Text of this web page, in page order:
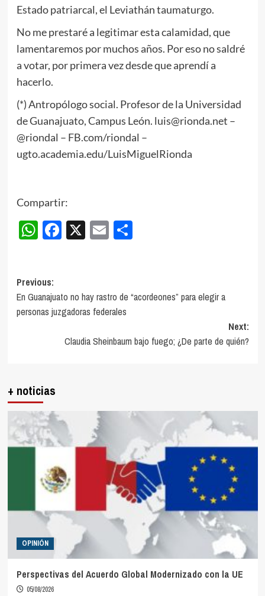
Estado patriarcal, el Leviathán taumaturgo.
No me prestaré a legitimar esta calamidad, que
lamentaremos por muchos años. Por eso no saldré
a votar, por primera vez desde que aprendí a
hacerlo.
(*) Antropólogo social. Profesor de la Universidad
de Guanajuato, Campus León. luis@rionda.net –
@riondal – FB.com/riondal –
ugto.academia.edu/LuisMiguelRionda
Compartir:
WhatsApp
Facebook
X EmailCompartir
Post
navigation
Previous:
En Guanajuato no hay rastro de “acordeones” para elegir a
personas juzgadoras federales
Next:
Claudia Sheinbaum bajo fuego; ¿De parte de quién?
+ noticias
OPINIÓN
Perspectivas del Acuerdo Global Modernizado con la UE
05/08/2026